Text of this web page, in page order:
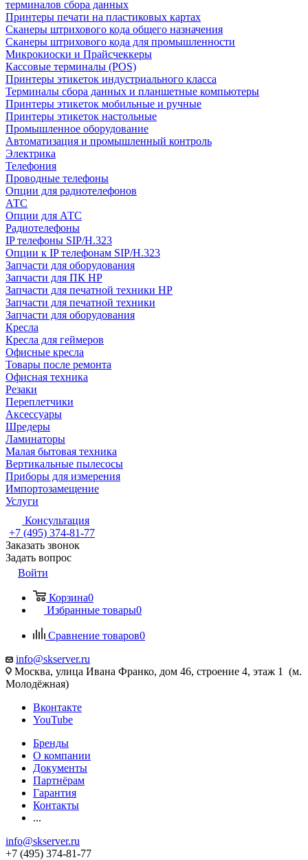
терминалов сбора данных
Принтеры печати на пластиковых картах
Сканеры штрихового кода общего назначения
Сканеры штрихового кода для промышленности
Микрокиоски и Прайсчеккеры
Кассовые терминалы (POS)
Принтеры этикеток индустриального класса
Терминалы сбора данных и планшетные компьютеры
Принтеры этикеток мобильные и ручные
Принтеры этикеток настольные
Промышленное оборудование
Автоматизация и промышленный контроль
Электрика
Телефония
Проводные телефоны
Опции для радиотелефонов
АТС
Опции для АТС
Радиотелефоны
IP телефоны SIP/H.323
Опции к IP телефонам SIP/H.323
Запчасти для оборудования
Запчасти для ПК HP
Запчасти для печатной техники HP
Запчасти для печатной техники
Запчасти для оборудования
Кресла
Кресла для геймеров
Офисные кресла
Товары после ремонта
Офисная техника
Резаки
Переплетчики
Аксессуары
Шредеры
Ламинаторы
Малая бытовая техника
Вертикальные пылесосы
Приборы для измерения
Импортозамещение
Услуги
Консультация
+7 (495) 374-81-77
Заказать звонок
Задать вопрос
Войти
Корзина0
Избранные товары0
Сравнение товаров0
info@skserver.ru
Москва, улица Ивана Франко, дом 46, строение 4, этаж 1 (м.
Молодёжная)
Вконтакте
YouTube
Бренды
О компании
Документы
Партнёрам
Гарантия
Контакты
...
info@skserver.ru
+7 (495) 374-81-77